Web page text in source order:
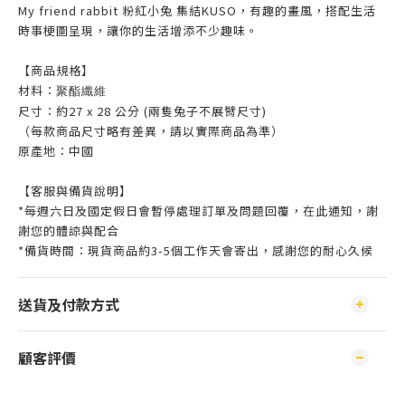
My friend rabbit 粉紅小兔 集結KUSO，有趣的畫風，搭配生活
時事梗圖呈現，讓你的生活增添不少趣味。
【商品規格】
材料： 聚酯纖維
尺寸：約27 x 28 公分 (兩隻兔子不展臂尺寸)
（每款商品尺寸略有差異，請以實際商品為準）
原產地：中國
【客服與備貨說明】
*每週六日及國定假日會暫停處理訂單及問題回覆，在此通知，謝
謝您的體諒與配合
*備貨時間：現貨商品約3-5個工作天會寄出，感謝您的耐心久候
送貨及付款方式
顧客評價